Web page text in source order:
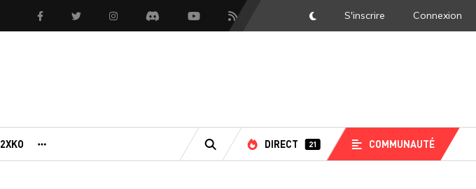
FacebookTwitter InstagramDiscord YoutubeFlux RSS DarkMode
S'inscrire Connexion
2XKO
RECHERCHE
DIRECT 21 COMMUNAUTÉ